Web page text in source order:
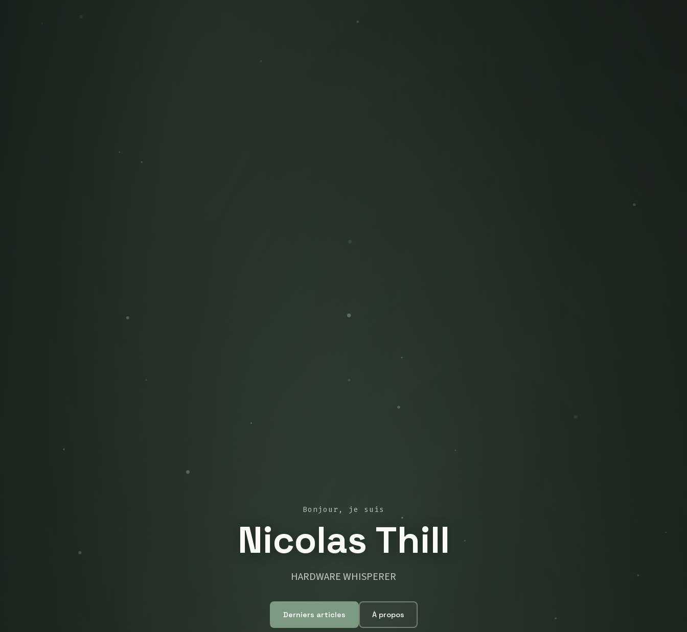
Bonjour, je suis
Nicolas Thill
HARDWARE WHISPERER
Derniers articles À propos